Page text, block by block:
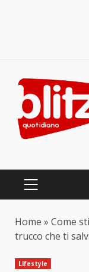
content
PRIMARY
Home » Come
trucco che ti
Lifestyle